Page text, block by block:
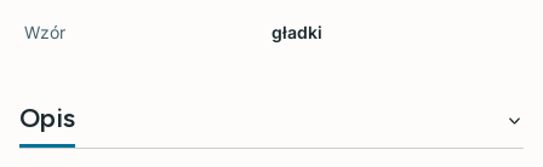
Wzór gładki
Opis